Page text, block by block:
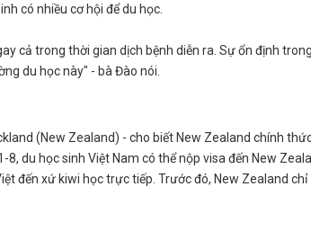
có nhiều cơ hội để du học.
cả trong thời gian dịch bệnh diễn ra. Sự ổn định
du học này" - bà Đào nói.
(New Zealand) - cho biết New Zealand chính
du học sinh Việt Nam có thể nộp visa đến New
đến xứ kiwi học trực tiếp. Trước đó, New Zealand chỉ